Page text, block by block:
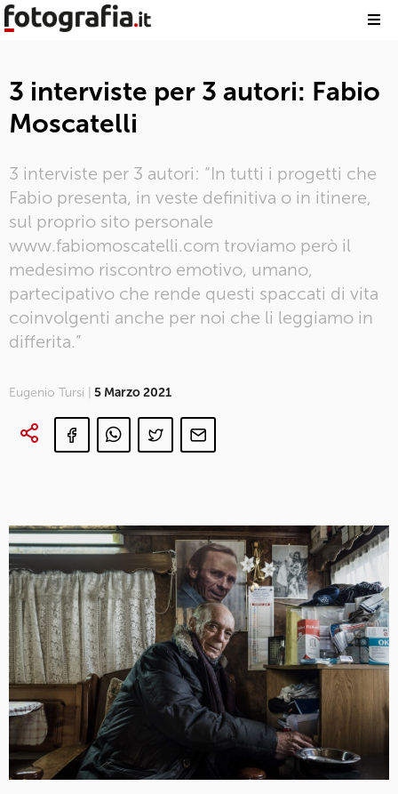
3 interviste per 3 autori: Fabio
Moscatelli
3 interviste per 3 autori: “In tutti i progetti che
Fabio presenta, in veste definitiva o in itinere,
sul proprio sito personale
www.fabiomoscatelli.com troviamo però il
medesimo riscontro emotivo, umano,
partecipativo che rende questi spaccati di vita
coinvolgenti anche per noi che li leggiamo in
differita.”
Eugenio Tursi | 5 Marzo 2021